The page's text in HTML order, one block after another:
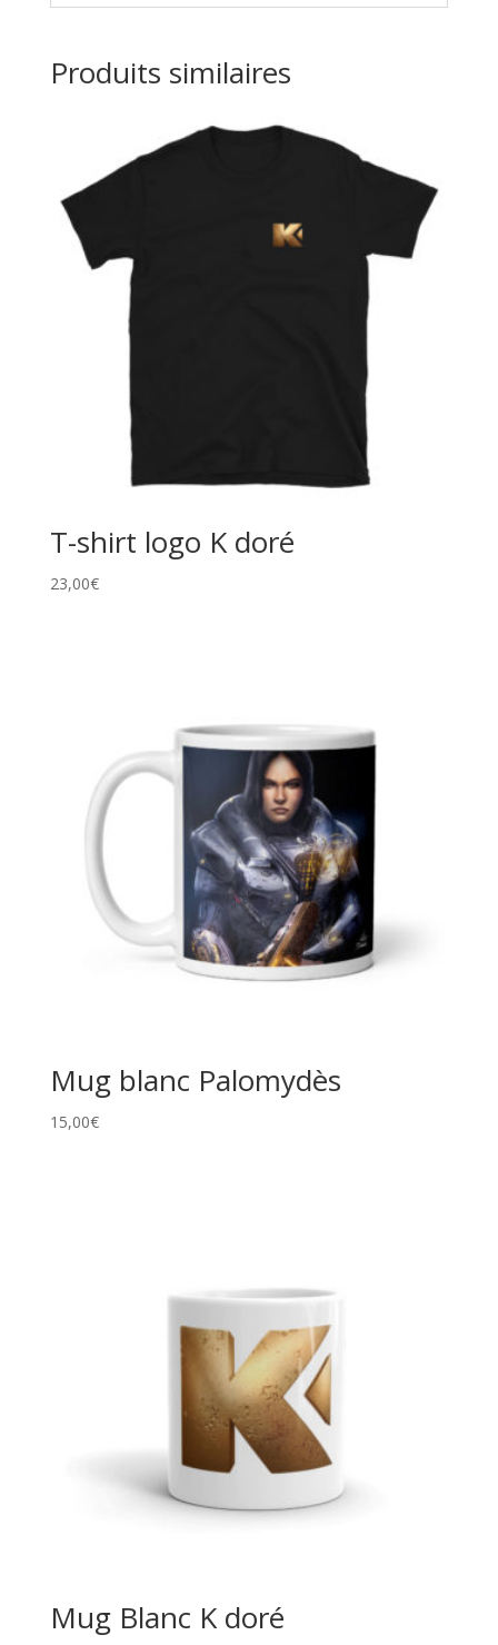
Produits similaires
T-shirt logo K doré
23,00€
Mug blanc Palomydès
15,00€
Mug Blanc K doré